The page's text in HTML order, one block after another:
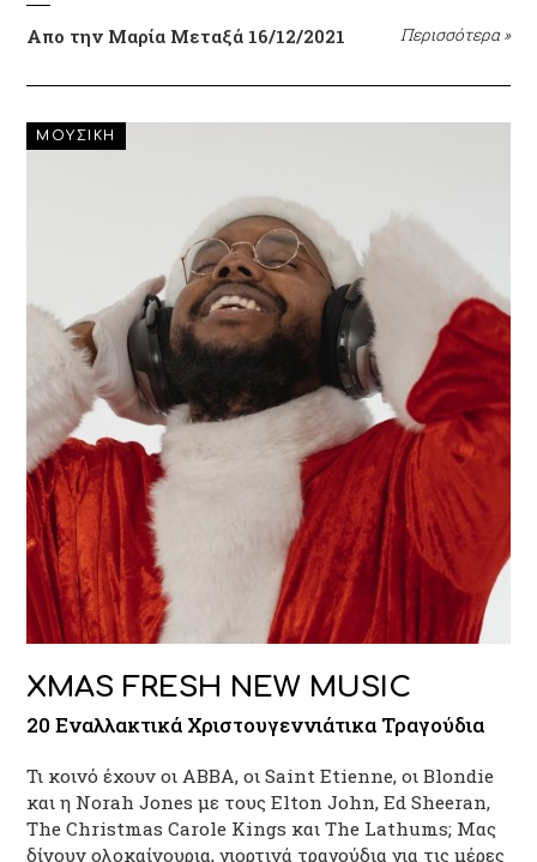
Απο την Μαρία Μεταξά 16/12/2021 Περισσότερα »
ΜΟΥΣΙΚΗ
XMAS FRESH NEW MUSIC
20 Εναλλακτικά Χριστουγεννιάτικα Τραγούδια
Τι κοινό έχουν οι ABBA, οι Saint Etienne, οι Blondie
και η Norah Jones με τους Elton John, Ed Sheeran,
The Christmas Carole Kings και The Lathums; Mας
δίνουν ολοκαίνουρια, γιορτινά τραγούδια για τις μέρες